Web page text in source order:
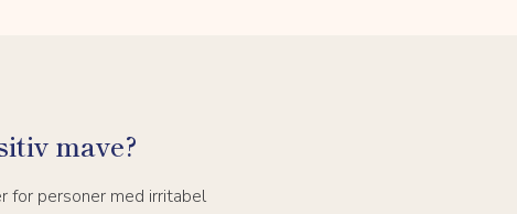
mave?
for personer med irritabel